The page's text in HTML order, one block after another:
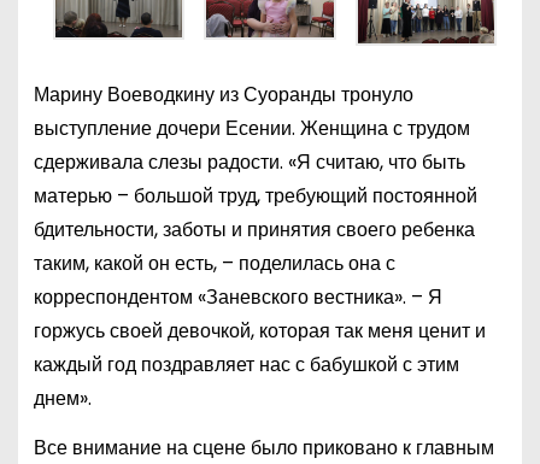
Марину Воеводкину из Суоранды тронуло
выступление дочери Есении. Женщина с трудом
сдерживала слезы радости. «Я считаю, что быть
матерью – большой труд, требующий постоянной
бдительности, заботы и принятия своего ребенка
таким, какой он есть, – поделилась она с
корреспондентом «Заневского вестника». – Я
горжусь своей девочкой, которая так меня ценит и
каждый год поздравляет нас с бабушкой с этим
днем».
Все внимание на сцене было приковано к главным